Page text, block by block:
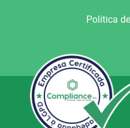
Política
© Copyright
e Alegria FM 106.5